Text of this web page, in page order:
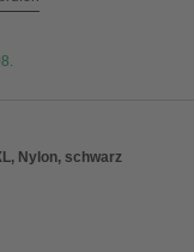
Nylon, schwarz